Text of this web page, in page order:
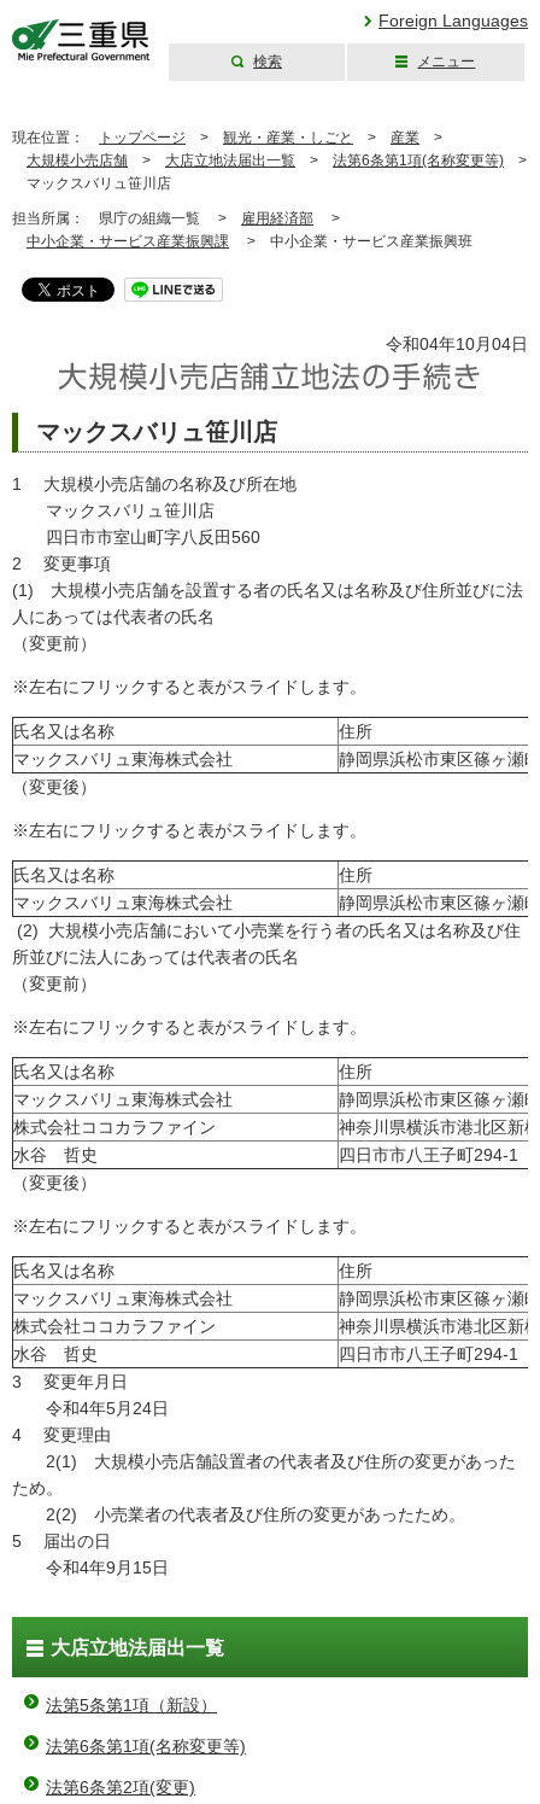
Foreign Languages
検索 メニュー
現在位置： トップページ > 観光・産業・しごと > 産業 >
大規模小売店舗 > 大店立地法届出一覧 > 法第6条第1項(名称変更等) >
マックスバリュ笹川店
担当所属： 県庁の組織一覧 > 雇用経済部 >
中小企業・サービス産業振興課 > 中小企業・サービス産業振興班
令和04年10月04日
マックスバリュ笹川店
1 大規模小売店舗の名称及び所在地
マックスバリュ笹川店
四日市市室山町字八反田560
2 変更事項
(1) 大規模小売店舗を設置する者の氏名又は名称及び住所並びに法
人にあっては代表者の氏名
（変更前）
※左右にフリックすると表がスライドします。
氏名又は名称
住所
マックスバリュ東海株式会社
静岡県浜松市東区篠ヶ瀬
（変更後）
※左右にフリックすると表がスライドします。
氏名又は名称
住所
マックスバリュ東海株式会社
静岡県浜松市東区篠ヶ瀬
(2) 大規模小売店舗において小売業を行う者の氏名又は名称及び住
所並びに法人にあっては代表者の氏名
（変更前）
※左右にフリックすると表がスライドします。
氏名又は名称
住所
マックスバリュ東海株式会社
静岡県浜松市東区篠ヶ瀬
株式会社ココカラファイン
神奈川県横浜市港北区新
水谷 哲史
四日市市八王子町294-1
（変更後）
※左右にフリックすると表がスライドします。
氏名又は名称
住所
マックスバリュ東海株式会社
静岡県浜松市東区篠ヶ瀬
株式会社ココカラファイン
神奈川県横浜市港北区新
水谷 哲史
四日市市八王子町294-1
3 変更年月日
令和4年5月24日
4 変更理由
2(1) 大規模小売店舗設置者の代表者及び住所の変更があった
ため。
2(2) 小売業者の代表者及び住所の変更があったため。
5 届出の日
令和4年9月15日
大店立地法届出一覧
法第5条第1項（新設）
法第6条第1項(名称変更等)
法第6条第2項(変更)